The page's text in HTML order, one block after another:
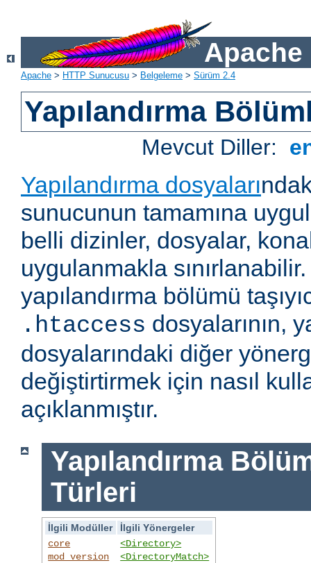
Apache
Apache > HTTP Sunucusu > Belgeleme > Sürüm 2.4
Yapılandırma
Mevcut Diller:
Yapılandırma dosyaları
sunucunun tamamına
belli dizinler, dosyalar,
uygulanmakla
yapılandırma bölümü
.htaccess dosyalarının,
dosyalarındaki diğer
değiştirtirmek için nasıl
açıklanmıştır.
Yapılandırma
Türleri
İlgili Modüller
İlgili Yönergeler
core
mod_version
<Directory>
<DirectoryMatch>